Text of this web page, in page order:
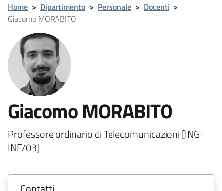
Home > Dipartimento > Personale > Docenti >
Giacomo MORABITO
Giacomo MORABITO
Professore ordinario di Telecomunicazioni [ING-
INF/03]